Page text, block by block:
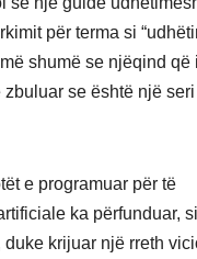
për terma si
shumë se njëqind që i
zbuluar se është një seri
e programuar për të
ka përfunduar, si
duke krijuar një rreth